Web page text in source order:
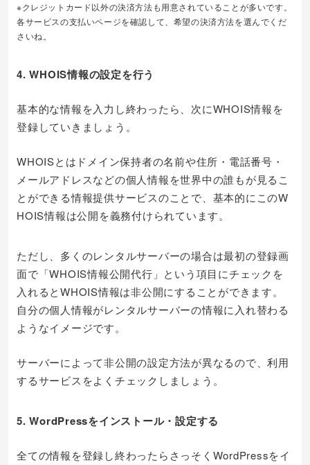
※クレジットカード以外の決済方法も用意されていることが多いです。
各サービスの支払いページを確認して、希望の決済方法を選んでくだ
さいね。
4. WHOIS情報の設定を行う
基本的な情報を入力し終わったら、次にWHOIS情報を
登録していきましょう。
WHOISとはドメイン保持者の名前や住所・電話番号・
メールアドレスなどの個人情報を世界中の誰もが見るこ
とができる情報提供サービスのことで、基本的にこのW
HOIS情報は公開を義務付けられています。
ただし、多くのレンタルサーバーの場合は最初の登録画
面で「WHOIS情報公開代行」という項目にチェックを
入れるとWHOIS情報は非公開にすることができます。
自分の個人情報がレンタルサーバーの情報に入れ替わる
ようなイメージです。
サーバーによって非公開の設定方法が異なるので、利用
するサービスをよくチェックしましょう。
5. WordPressをインストール・設定する
全ての情報を登録し終わったらさっそくWordPressをイ